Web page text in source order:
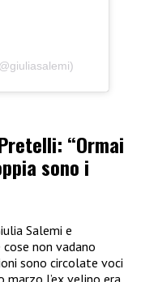
“Ormai
sono i
Salemi e
non vadano
sono circolate voci